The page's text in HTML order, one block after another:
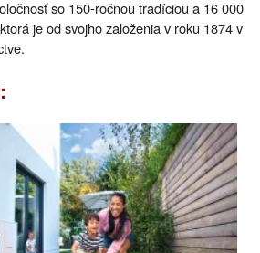
so 150-ročnou tradíciou a 16 000
je od svojho založenia v roku 1874 v